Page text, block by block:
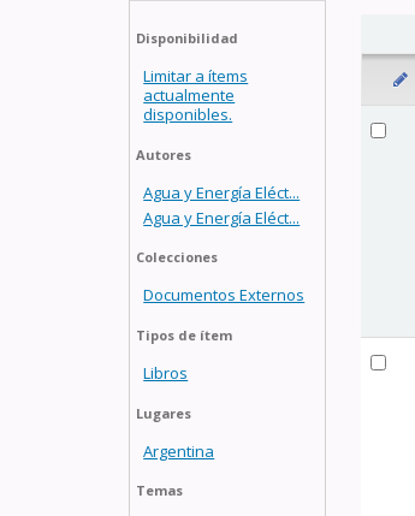
Disponibilidad
Limitar a ítems
actualmente
disponibles.
Autores
Agua y Energía Eléct...
Agua y Energía Eléct...
Colecciones
Documentos Externos
Tipos de ítem
Libros
Lugares
Argentina
Temas